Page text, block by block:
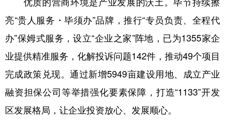
亮“贵人服务・毕须办”品牌，推行“专员负责、全程代
办”保姆式服务，设立“企业之家”阵地，已为1355家企
业提供精准服务，化解投诉问题142件，推动49个项目
完成政策兑现。通过新增5949亩建设用地、成立产业
融资担保公司等举措强化要素保障，打造“1133”开发
区发展格局，让企业投资放心、发展顺心。